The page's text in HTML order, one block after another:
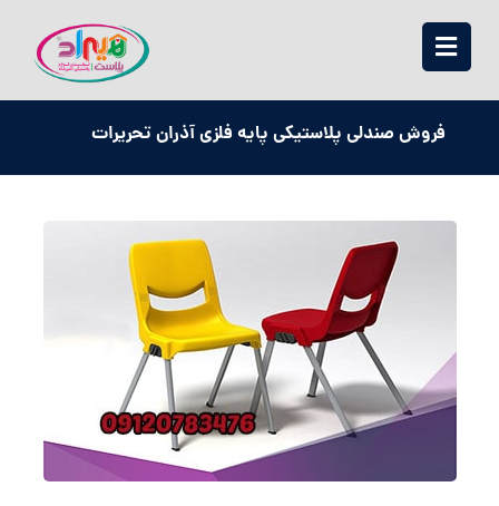
فروش صندلی پلاستیکی پایه فلزی آذران تحریرات